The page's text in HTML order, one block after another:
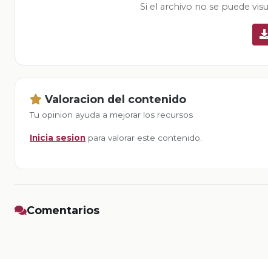
Si el archivo no se puede
Valoracion del contenido
Tu opinion ayuda a mejorar los recursos
Inicia sesion para valorar este contenido.
Comentarios